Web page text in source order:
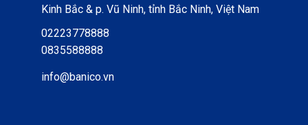
Kinh Bắc & p. Vũ Ninh, tỉnh Bắc Ninh, Việt Nam
02223778888
0835588888
info@banico.vn